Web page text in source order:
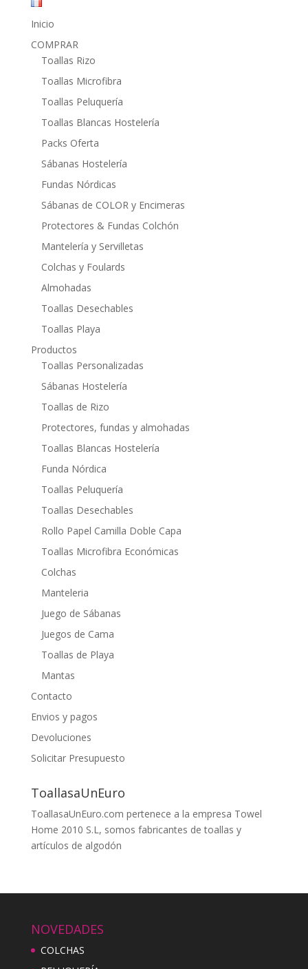
Inicio
COMPRAR
Toallas Rizo
Toallas Microfibra
Toallas Peluquería
Toallas Blancas Hostelería
Packs Oferta
Sábanas Hostelería
Fundas Nórdicas
Sábanas de COLOR y Encimeras
Protectores & Fundas Colchón
Mantelería y Servilletas
Colchas y Foulards
Almohadas
Toallas Desechables
Toallas Playa
Productos
Toallas Personalizadas
Sábanas Hostelería
Toallas de Rizo
Protectores, fundas y almohadas
Toallas Blancas Hostelería
Funda Nórdica
Toallas Peluquería
Toallas Desechables
Rollo Papel Camilla Doble Capa
Toallas Microfibra Económicas
Colchas
Manteleria
Juego de Sábanas
Juegos de Cama
Toallas de Playa
Mantas
Contacto
Envios y pagos
Devoluciones
Solicitar Presupuesto
ToallasaUnEuro
ToallasaUnEuro.com pertenece a la empresa Towel
Home 2010 S.L, somos fabricantes de toallas y
artículos de algodón
NOVEDADES
COLCHAS